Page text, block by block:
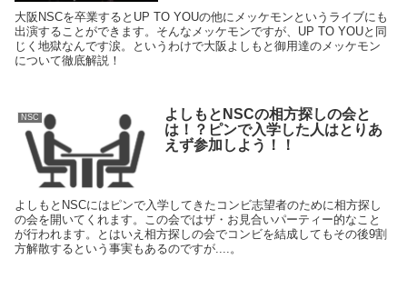
大阪NSCを卒業するとUP TO YOUの他にメッケモンというライブにも
出演することができます。そんなメッケモンですが、UP TO YOUと同
じく地獄なんです涙。というわけで大阪よしもと御用達のメッケモン
について徹底解説！
NSC
よしもとNSCの相方探しの会と
は！？ピンで入学した人はとりあ
えず参加しよう！！
よしもとNSCにはピンで入学してきたコンビ志望者のために相方探し
の会を開いてくれます。この会ではザ・お見合いパーティー的なこと
が行われます。とはいえ相方探しの会でコンビを結成してもその後9割
方解散するという事実もあるのですが....。